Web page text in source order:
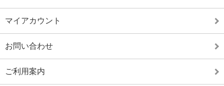
マイアカウント
お問い合わせ
ご利用案内